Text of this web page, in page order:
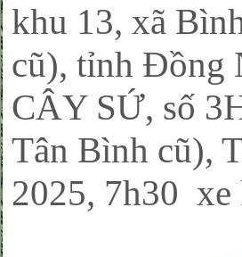
khu 13, xã
cũ), tỉnh Đồng
CÂY SỨ, số
Tân Bình cũ),
2025, 7h30